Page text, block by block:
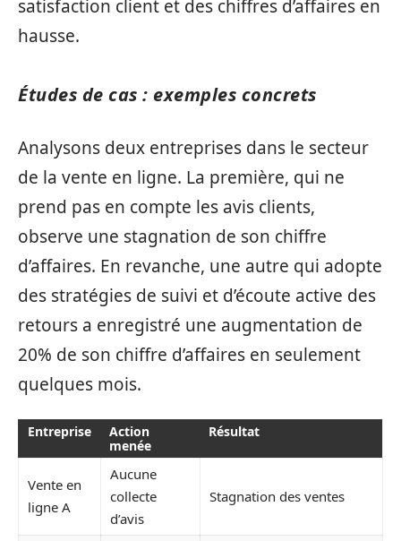
satisfaction client et des chiffres d’affaires en
hausse.
Études de cas : exemples concrets
Analysons deux entreprises dans le secteur
de la vente en ligne. La première, qui ne
prend pas en compte les avis clients,
observe une stagnation de son chiffre
d’affaires. En revanche, une autre qui adopte
des stratégies de suivi et d’écoute active des
retours a enregistré une augmentation de
20% de son chiffre d’affaires en seulement
quelques mois.
Entreprise
Action
menée
Résultat
Vente en
ligne A
Aucune
collecte
d’avis
Stagnation des ventes